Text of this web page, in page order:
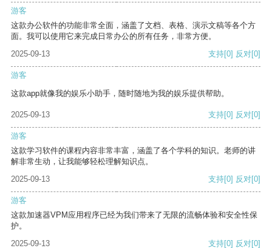
游客
这款办公软件的功能非常全面，涵盖了文档、表格、演示文稿等各个方
面。我可以使用它来完成日常办公的所有任务，非常方便。
2025-09-13
支持[0] 反对[0]
游客
这款app就像我的娱乐小助手，随时随地为我的娱乐提供帮助。
2025-09-13 支持[0] 反对[0]
游客
这款学习软件的课程内容非常丰富，涵盖了各个学科的知识。老师的讲
解非常生动，让我能够轻松理解知识点。
2025-09-13
支持[0] 反对[0]
游客
这款加速器VPM应用程序已经为我们带来了无限的流畅体验和安全性保
护。
2025-09-13
支持[0] 反对[0]